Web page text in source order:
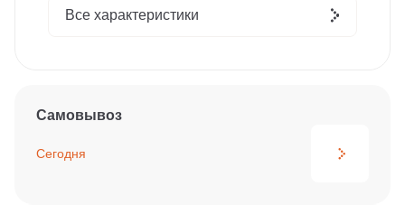
Все характеристики
Самовывоз
Сегодня